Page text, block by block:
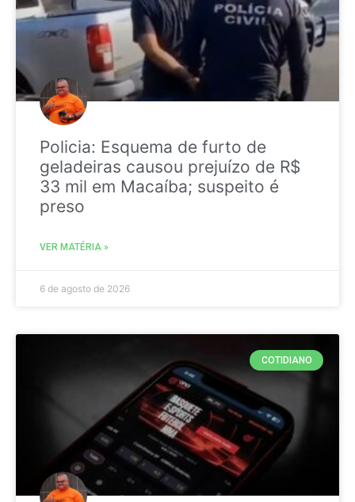
Policia: Esquema de furto de
geladeiras causou prejuízo de R$
33 mil em Macaíba; suspeito é
preso
VER MATÉRIA »
6 de agosto de 2026
COTIDIANO